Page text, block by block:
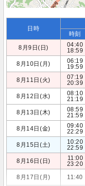
日時
時刻
8月9日(日)
04:40
18:59
8月10日(月)
06:19
19:59
8月11日(火)
07:19
20:39
8月12日(水)
08:10
21:19
8月13日(木)
08:59
21:59
8月14日(金)
09:40
22:29
8月15日(土)
10:20
22:59
8月16日(日)
11:00
23:20
8月17日(月) 11:40